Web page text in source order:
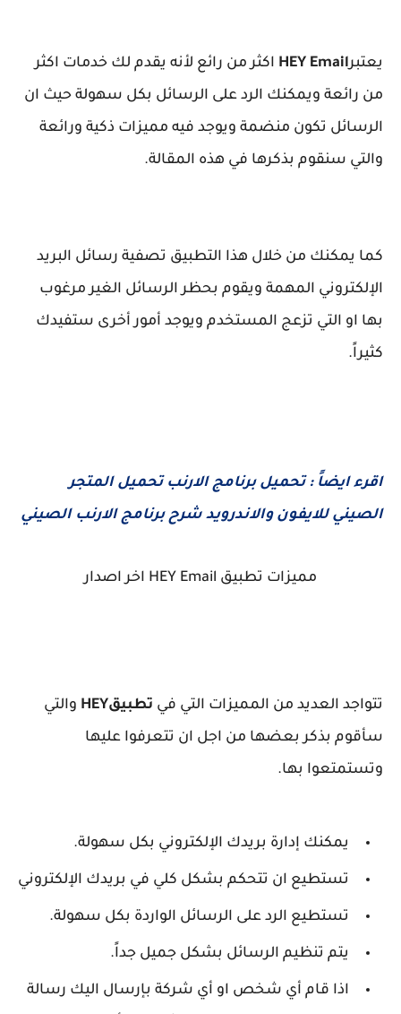
يعتبرHEY Email اكثر من رائع لأنه يقدم لك خدمات اكثر
من رائعة ويمكنك الرد على الرسائل بكل سهولة حيث ان
الرسائل تكون منضمة ويوجد فيه مميزات ذكية ورائعة
والتي سنقوم بذكرها في هذه المقالة.
كما يمكنك من خلال هذا التطبيق تصفية رسائل البريد
الإلكتروني المهمة ويقوم بحظر الرسائل الغير مرغوب
بها او التي تزعج المستخدم ويوجد أمور أخرى ستفيدك
كثيراً.
اقرء ايضاً :تحميل برنامج الارنب تحميل المتجر
الصيني للايفون والاندرويد شرح برنامج الارنب الصيني
مميزات تطبيق HEY Email اخر اصدار
تتواجد العديد من المميزات التي في تطبيقHEY والتي
سأقوم بذكر بعضها من اجل ان تتعرفوا عليها
وتستمتعوا بها.
يمكنك إدارة بريدك الإلكتروني بكل سهولة.
تستطيع ان تتحكم بشكل كلي في بريدك الإلكتروني
تستطيع الرد على الرسائل الواردة بكل سهولة.
يتم تنظيم الرسائل بشكل جميل جداً.
اذا قام أي شخص او أي شركة بإرسال اليك رسالة